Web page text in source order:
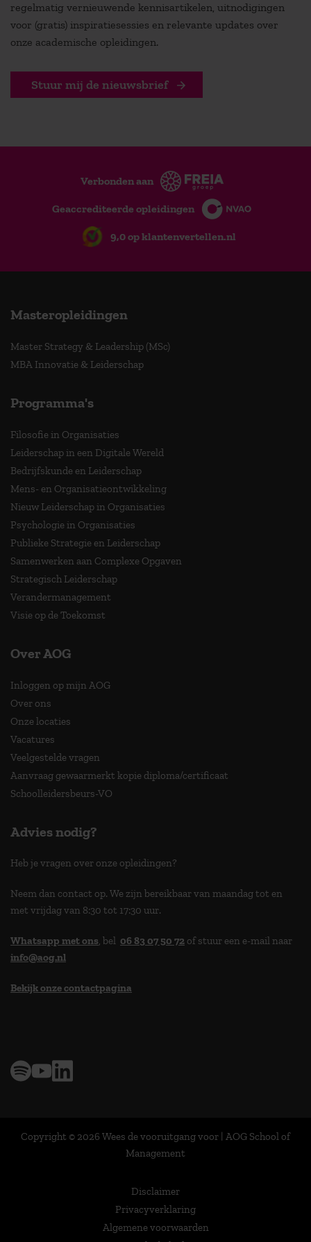
regelmatig vernieuwende kennisartikelen, uitnodigingen
voor (gratis) inspiratiesessies en relevante updates over
onze academische opleidingen.
Stuur mij de nieuwsbrief
Verbonden aan
Geaccrediteerde opleidingen
9,0 op klantenvertellen.nl
Masteropleidingen
Master Strategy & Leadership (MSc)
MBA Innovatie & Leiderschap
Programma's
Filosofie in Organisaties
Leiderschap in een Digitale Wereld
Bedrijfskunde en Leiderschap
Mens- en Organisatieontwikkeling
Nieuw Leiderschap in Organisaties
Psychologie in Organisaties
Publieke Strategie en Leiderschap
Samenwerken aan Complexe Opgaven
Strategisch Leiderschap
Verandermanagement
Visie op de Toekomst
Over AOG
Inloggen op mijn AOG
Over ons
Onze locaties
Vacatures
Veelgestelde vragen
Aanvraag gewaarmerkt kopie diploma/certificaat
Schoolleidersbeurs-VO
Advies nodig?
Heb je vragen over onze opleidingen?
Neem dan contact op. We zijn bereikbaar van maandag tot en
met vrijdag van 8:30 tot 17:30 uur.
Whatsapp met ons, bel 06 83 07 50 72 of stuur een e-mail naar
info@aog.nl
Bekijk onze contactpagina
Copyright © 2026 Wees de vooruitgang voor | AOG School of
Management
Disclaimer
Privacyverklaring
Algemene voorwaarden